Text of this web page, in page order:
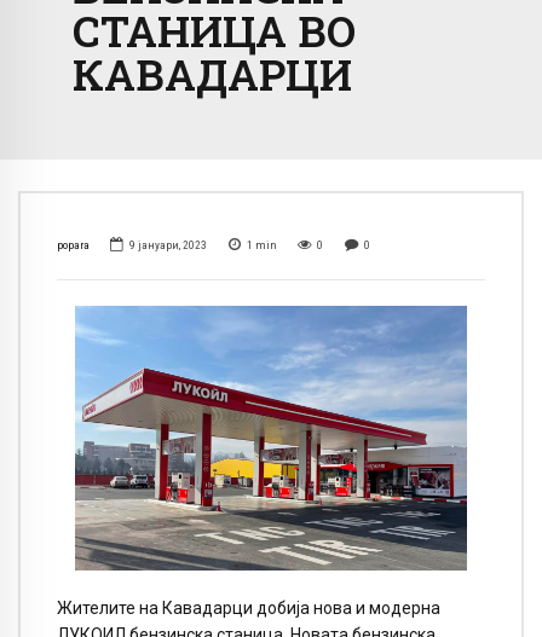
СТАНИЦА ВО
КАВАДАРЦИ
popara 9 јануари, 2023 1 min 0 0
Жителите на Кавадарци добија нова и модерна